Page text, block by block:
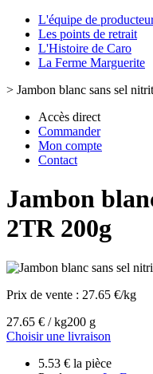
L'équipe de
Les points de retrait
L'Histoire de Caro
La Ferme Marguerite
> Jambon blanc sans sel
Accès direct
Commander
Mon compte
Contact
Jambon
2TR 200g
Prix de vente : 27.65 €/kg
27.65 € / kg200 g
Choisir une livraison
5.53 € la pièce